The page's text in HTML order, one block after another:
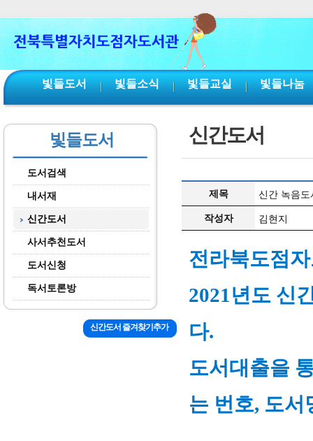
빛들도서 빛들소식 빛들교실 빛들나눔
빛들도서
도서검색
내서재
신간도서
사서추천도서
도서신청
독서토론방
신간도서
제목 신간 녹음
작성자 김현지
전라북도점
2021년도 신
다.
도서대출을
는 번호, 도서
신간도서 즐겨찾기추가